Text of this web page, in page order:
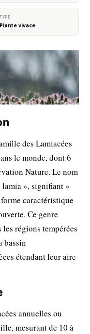
TYPE
Plante vivace
des Lamiacées
le monde, dont 6
Nature. Le nom
», signifiant «
caractéristique
Ce genre
régions tempérées
bassin
étendant leur aire
annuelles ou
mesurant de 10 à